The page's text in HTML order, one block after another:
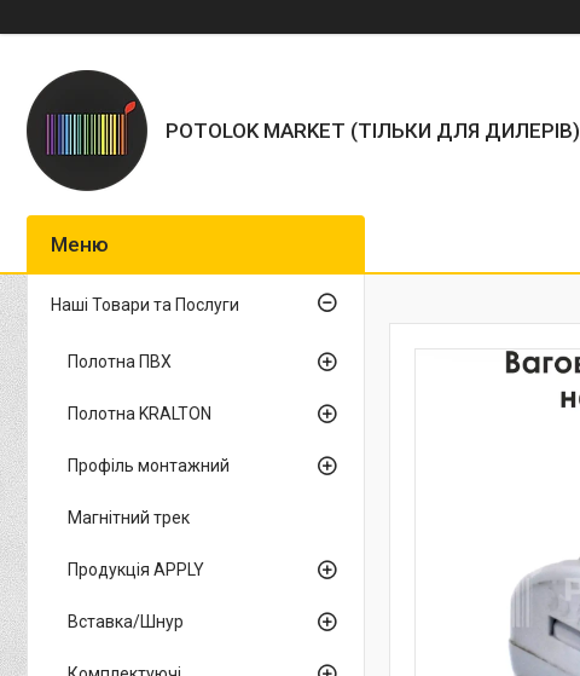
POTOLOK MARKET (ТІЛЬКИ ДЛЯ ДИЛЕРІВ)
Наші Товари та Послуги
Полотна ПВХ
Полотна KRALTON
Профіль монтажний
Магнітний трек
Продукція APPLY
Вставка/Шнур